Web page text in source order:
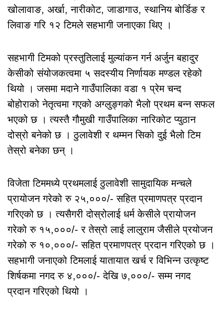
खोलावाङ, अर्खा, नारीकोट, जाडागाउ, स्थानिय बोर्डिङ र
लिवाङ गरि १२ टिमले सहभागी जनाएका थिए ।
सहभागी टिमको प्रस्तुतिलाई मुल्यांकन गर्न अर्जुन बहादुर
केसीको संयोजकत्वमा ५ सदस्यीय निर्णायक मण्डल रहेको
थियो । जसमा मदाने गाउँपालिका वडा १ प्रेम चन्द
बोहोराको नेतृत्वमा गएको अग्लुङ्गको भैलो प्रथम बन्न सफल
भएको छ । त्यस्तै गौमुखी गाउँपालिका नारिकोट प्युठान
दोस्रो बनेको छ । ठुलावेशी र थम्मन सिको दुई भैलो टिम
तेस्रो बनेका छन् ।
विजेता टिममध्ये प्रथमलाई ठुलावेशी सामुदायिक मन्चले
प्रायोजन गरेको रु २५,०००/- सहित प्रमाणपत्र प्रदान
गरिएको छ । त्यसैगरी दोस्रोलाई धर्म केसीले प्रायोजन
गरेको रु १५,०००/- र तेस्रो लाई लालुराम जैसीले प्रयोजन
गरेको रु १०,०००/- सहित प्रमाणपत्र प्रदान गरिएको छ ।
सहभागी जनाएको टिमलाई यातायात खर्च र विभिन्न उत्कृष्ट
शिर्षकमा नगद रु ४,०००/- देखि ७,०००/- सम्म नगद
प्रदान गरिएको थियो ।